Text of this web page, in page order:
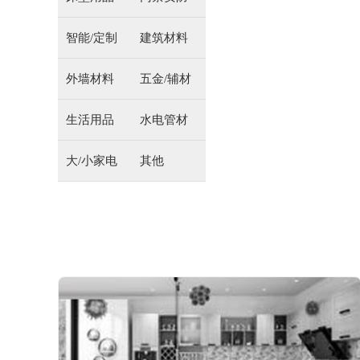
智能/定制 建筑材料
外墙材料 五金/辅材
生活用品 水电管材
大/小家电 其他